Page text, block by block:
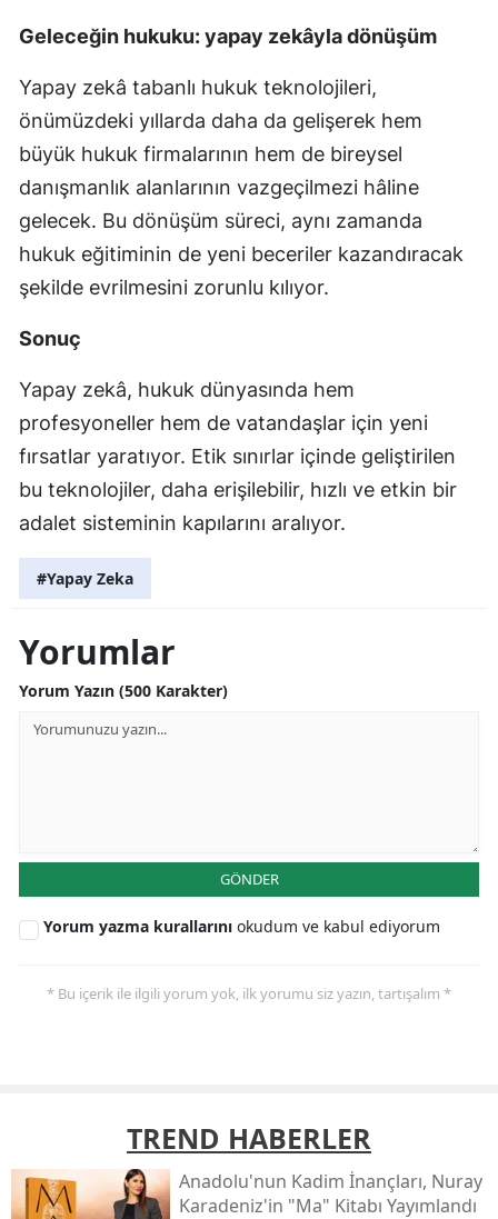
Geleceğin hukuku: yapay zekâyla dönüşüm
Yapay zekâ tabanlı hukuk teknolojileri,
önümüzdeki yıllarda daha da gelişerek hem
büyük hukuk firmalarının hem de bireysel
danışmanlık alanlarının vazgeçilmezi hâline
gelecek. Bu dönüşüm süreci, aynı zamanda
hukuk eğitiminin de yeni beceriler kazandıracak
şekilde evrilmesini zorunlu kılıyor.
Sonuç
Yapay zekâ, hukuk dünyasında hem
profesyoneller hem de vatandaşlar için yeni
fırsatlar yaratıyor. Etik sınırlar içinde geliştirilen
bu teknolojiler, daha erişilebilir, hızlı ve etkin bir
adalet sisteminin kapılarını aralıyor.
#Yapay Zeka
Yorumlar
Yorum Yazın (500 Karakter)
GÖNDER
Yorum yazma kurallarını okudum ve kabul ediyorum
* Bu içerik ile ilgili yorum yok, ilk yorumu siz yazın, tartışalım *
TREND HABERLER
Anadolu'nun Kadim İnançları, Nuray
Karadeniz'in "ma" Kitabı Yayımlandı